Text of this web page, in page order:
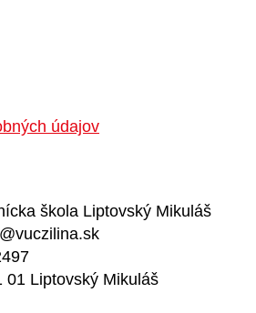
údajov
škola Liptovský Mikuláš
01 Liptovský Mikuláš